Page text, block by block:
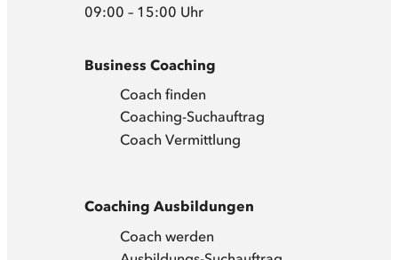
09:00 – 15:00 Uhr
Business Coaching
Coach finden
Coaching-Suchauftrag
Coach Vermittlung
Coaching Ausbildungen
Coach werden